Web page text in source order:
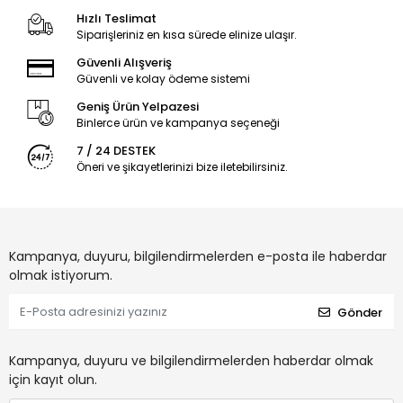
Hızlı Teslimat
Siparişleriniz en kısa sürede elinize ulaşır.
Güvenli Alışveriş
Güvenli ve kolay ödeme sistemi
Geniş Ürün Yelpazesi
Binlerce ürün ve kampanya seçeneği
7 / 24 DESTEK
Öneri ve şikayetlerinizi bize iletebilirsiniz.
Kampanya, duyuru, bilgilendirmelerden e-posta ile haberdar
olmak istiyorum.
Gönder
Kampanya, duyuru ve bilgilendirmelerden haberdar olmak
için kayıt olun.